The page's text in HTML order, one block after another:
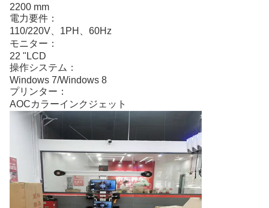
2200 mm
電力要件：
110/220V、1PH、60Hz
モニター：
22 "LCD
操作システム：
Windows 7/Windows 8
プリンター：
AOCカラーインクジェット